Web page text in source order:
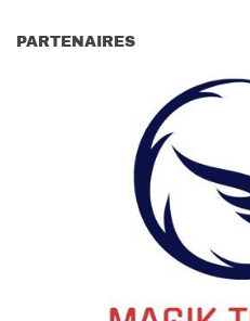
PARTENAIRES